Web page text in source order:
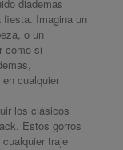
diademas
Imagina un
o un
como si
cualquier
los clásicos
Estos gorros
traje